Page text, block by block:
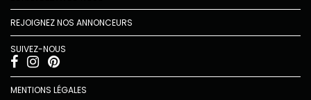
REJOIGNEZ NOS ANNONCEURS
SUIVEZ-NOUS
MENTIONS LÉGALES